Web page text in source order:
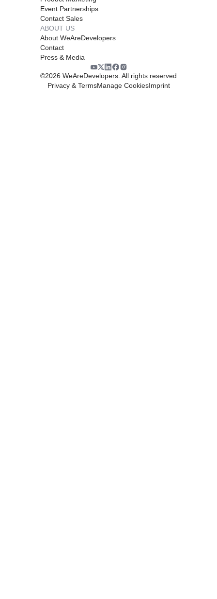
Event Partnerships
Contact Sales
ABOUT US
About WeAreDevelopers
Contact
Press & Media
©2026 WeAreDevelopers. All rights reserved
Privacy & TermsManage CookiesImprint